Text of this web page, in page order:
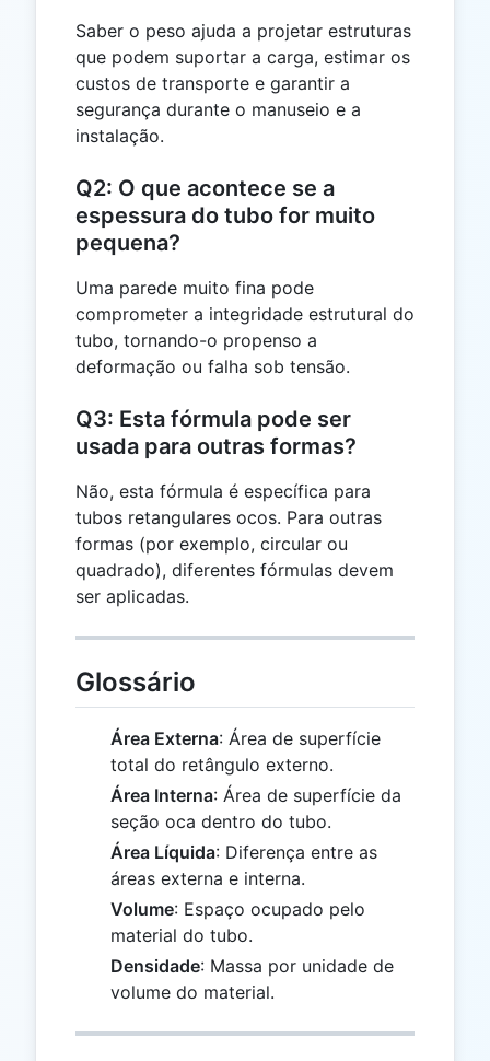
Saber o peso ajuda a projetar estruturas
que podem suportar a carga, estimar os
custos de transporte e garantir a
segurança durante o manuseio e a
instalação.
Q2: O que acontece se a
espessura do tubo for muito
pequena?
Uma parede muito fina pode
comprometer a integridade estrutural do
tubo, tornando-o propenso a
deformação ou falha sob tensão.
Q3: Esta fórmula pode ser
usada para outras formas?
Não, esta fórmula é específica para
tubos retangulares ocos. Para outras
formas (por exemplo, circular ou
quadrado), diferentes fórmulas devem
ser aplicadas.
Glossário
Área Externa: Área de superfície
total do retângulo externo.
Área Interna: Área de superfície da
seção oca dentro do tubo.
Área Líquida: Diferença entre as
áreas externa e interna.
Volume: Espaço ocupado pelo
material do tubo.
Densidade: Massa por unidade de
volume do material.